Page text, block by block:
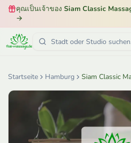
คุณเป็นเจ้าของ Siam Classic
→
Startseite Hamburg Siam Classic